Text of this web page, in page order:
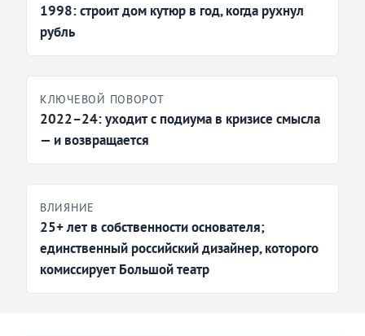
1998: строит дом кутюр в год, когда рухнул
рубль
КЛЮЧЕВОЙ ПОВОРОТ
2022–24: уходит с подиума в кризисе смысла
— и возвращается
ВЛИЯНИЕ
25+ лет в собственности основателя;
единственный российский дизайнер, которого
комиссирует Большой театр